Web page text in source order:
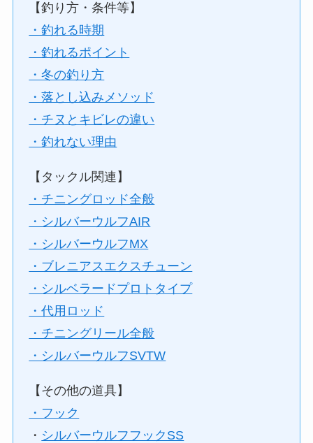
【釣り方・条件等】
・釣れる時期
・釣れるポイント
・冬の釣り方
・落とし込みメソッド
・チヌとキビレの違い
・釣れない理由
【タックル関連】
・チニングロッド全般
・シルバーウルフAIR
・シルバーウルフMX
・ブレニアスエクスチューン
・シルベラードプロトタイプ
・代用ロッド
・チニングリール全般
・シルバーウルフSVTW
【その他の道具】
・フック
・ シルバーウルフフックSS